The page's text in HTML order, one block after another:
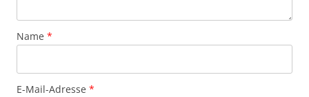
Name *
E-Mail-Adresse *